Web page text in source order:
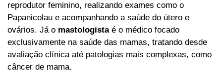
reprodutor feminino, realizando exames como o
Papanicolau e acompanhando a saúde do útero e
ovários. Já o mastologistaé o médico focado
exclusivamente na saúde das mamas, tratando desde
avaliação clínica até patologias mais complexas, como
câncer de mama.